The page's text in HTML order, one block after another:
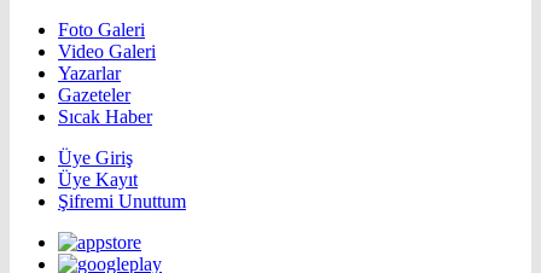
Foto Galeri
Video Galeri
Yazarlar
Gazeteler
Sıcak Haber
Üye Giriş
Üye Kayıt
Şifremi Unuttum